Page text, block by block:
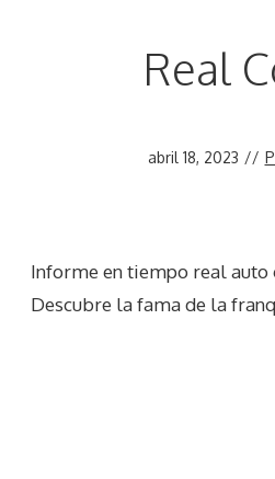
Real
abril 18, 2023 //
Informe en tiempo real auto
Descubre la fama de la